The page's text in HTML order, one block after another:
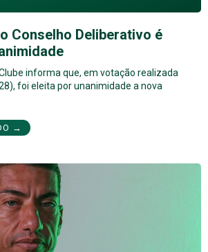
Conselho Deliberativo é
informa que, em votação realizada
foi eleita por unanimidade a nova
→